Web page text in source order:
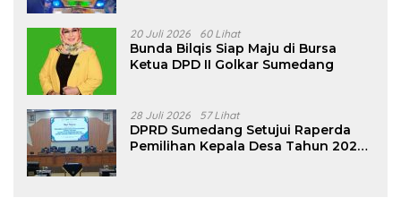
20 Juli 2026 60 Lihat
Bunda Bilqis Siap Maju di Bursa
Ketua DPD II Golkar Sumedang
28 Juli 2026 57 Lihat
DPRD Sumedang Setujui Raperda
Pemilihan Kepala Desa Tahun 2026